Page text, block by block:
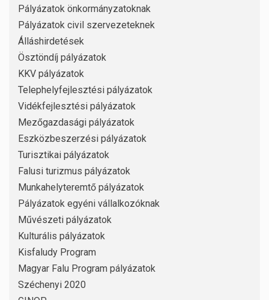
Pályázatok önkormányzatoknak
Pályázatok civil szervezeteknek
Álláshirdetések
Ösztöndíj pályázatok
KKV pályázatok
Telephelyfejlesztési pályázatok
Vidékfejlesztési pályázatok
Mezőgazdasági pályázatok
Eszközbeszerzési pályázatok
Turisztikai pályázatok
Falusi turizmus pályázatok
Munkahelyteremtő pályázatok
Pályázatok egyéni vállalkozóknak
Művészeti pályázatok
Kulturális pályázatok
Kisfaludy Program
Magyar Falu Program pályázatok
Széchenyi 2020